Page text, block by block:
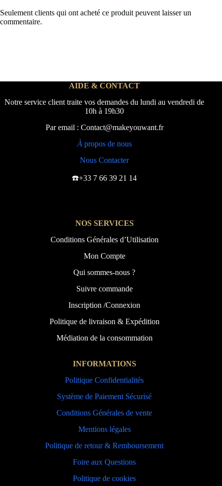
Seulement clients qui ont acheté ce produit peuvent laisser un
commentaire.
AIDE & CONTACT
Notre service client traite vos demandes du lundi au vendredi de
10h à 19h30
Par email : Contact@makeyouwant.fr
À propos de nous
Nous Contacter
☎️+33 7 66 39 21 14
NOS SERVICES
Conditions Générales d’Utilisation
Mon Compte
Qui sommes-nous ?
Suivre commande
Inscription /Connexion
Politique de livraison & Expédition
Médiation de la consommation
INFORMATIONS
Politique Confidentialités
Système de Paiement Sécurisé
Conditions Générales de vente
Mentions légales
Politique de retour & Remboursement
Foire aux Questions
Politique de cookies